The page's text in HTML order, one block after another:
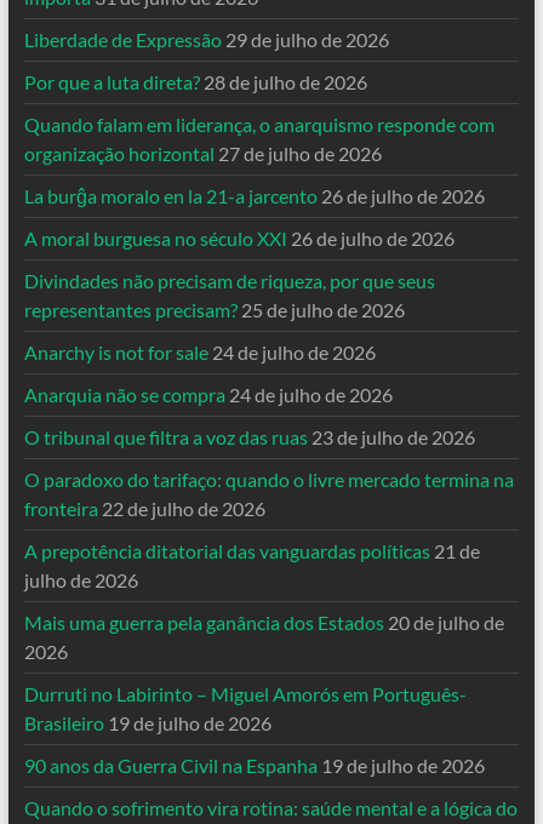
Liberdade de Expressão 29 de julho de 2026
Por que a luta direta? 28 de julho de 2026
Quando falam em liderança, o anarquismo responde com
organização horizontal 27 de julho de 2026
La burĝa moralo en la 21-a jarcento 26 de julho de 2026
A moral burguesa no século XXI 26 de julho de 2026
Divindades não precisam de riqueza, por que seus
representantes precisam? 25 de julho de 2026
Anarchy is not for sale 24 de julho de 2026
Anarquia não se compra 24 de julho de 2026
O tribunal que filtra a voz das ruas 23 de julho de 2026
O paradoxo do tarifaço: quando o livre mercado termina na
fronteira 22 de julho de 2026
A prepotência ditatorial das vanguardas políticas 21 de
julho de 2026
Mais uma guerra pela ganância dos Estados 20 de julho de
2026
Durruti no Labirinto – Miguel Amorós em Português-
Brasileiro 19 de julho de 2026
90 anos da Guerra Civil na Espanha 19 de julho de 2026
Quando o sofrimento vira rotina: saúde mental e a lógica do